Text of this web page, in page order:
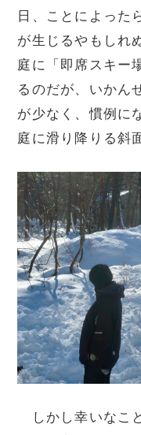
日、ことによった
が生じるやもしれ
庭に「即席スキー
るのだが、いかん
が少なく、慣例に
庭に滑り降りる斜
しかし幸いなこ